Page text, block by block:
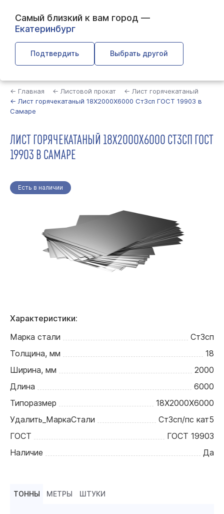
Самый близкий к вам город —
Екатеринбург
Подтвердить Выбрать другой
← Главная ← Листовой прокат
← Лист горячекатаный
← Лист горячекатаный 18Х2000Х6000 Ст3сп ГОСТ 19903 в
Самаре
ЛИСТ ГОРЯЧЕКАТАНЫЙ 18Х2000Х6000 СТ3СП ГОСТ
19903 В САМАРЕ
Есть в наличии
Характеристики:
Марка стали
Ст3сп
Толщина, мм
18
Ширина, мм
2000
Длина
6000
Типоразмер
18Х2000Х6000
Удалить_МаркаСтали
Ст3сп/пс кат5
ГОСТ
ГОСТ 19903
Наличие
Да
ТОННЫ МЕТРЫ ШТУКИ